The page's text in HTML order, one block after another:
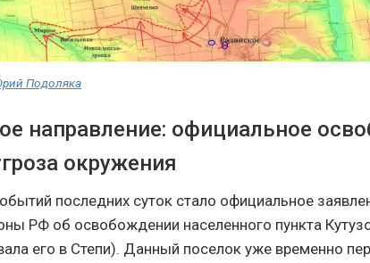
Подоляка
направление: официальное
окружения
последних суток стало официальное
РФ об освобождении населенного пункта
его в Степи). Данный поселок уже временно